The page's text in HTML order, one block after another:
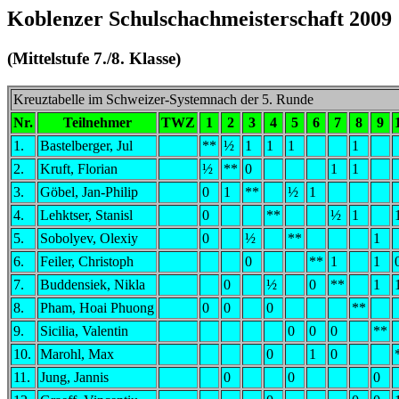
Koblenzer Schulschachmeisterschaft 2009
(Mittelstufe 7./8. Klasse)
Kreuztabelle im Schweizer-Systemnach der 5. Runde
Nr.
Teilnehmer TWZ 1 2 3 4 5 6 7 8 9
1.
Bastelberger, Jul ** ½ 1 1 1
1
2.
Kruft, Florian ½ ** 0 1
1
3.
Göbel, Jan-Philip 0 1 ** ½
1
4.
Lehktser, Stanisl 0 ** ½ 1
5.
Sobolyev, Olexiy 0 ½ **
1
6.
Feiler, Christoph 0 ** 1 1
7.
Buddensiek, Nikla 0 ½ 0 ** 1
8.
Pham, Hoai Phuong 0 0 0
**
9.
Sicilia, Valentin 0 0 0
**
10.
Marohl, Max 0 1 0
11.
Jung, Jannis 0 0
0